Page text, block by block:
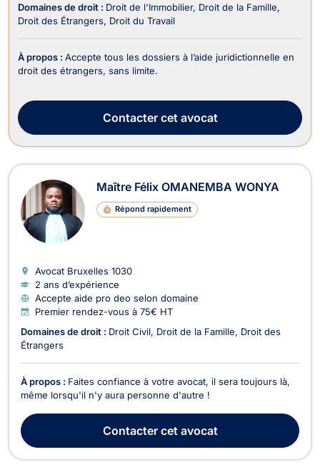
Domaines de droit : Droit de l'Immobilier Droit de la Famille
Droit des Étrangers Droit du Travail
À propos : Accepte tous les dossiers à l’aide juridictionnelle en
droit des étrangers, sans limite.
Contactercet avocat
Maître Félix OMANEMBA WONYA
Répond rapidement
Avocat Bruxelles 1030
2 ans d’expérience
Accepte aide pro deo selon domaine
Premier rendez-vous à 75€ HT
Domaines de droit : Droit Civil Droit de la Famille
Droit des
Étrangers
À propos : Faites confiance à votre avocat, il sera toujours là,
même lorsqu'il n'y aura personne d'autre !
Contactercet avocat